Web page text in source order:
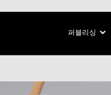
퍼블리싱